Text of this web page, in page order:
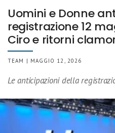
Uomini e Donne
registrazione 12
Ciro e ritorni
TEAM | MAGGIO 12, 2026
Le anticipazioni della